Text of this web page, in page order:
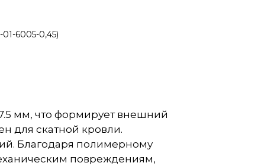
6005-0,45)
мм, что формирует внешний
для скатной кровли.
Благодаря полимерному
повреждениям,